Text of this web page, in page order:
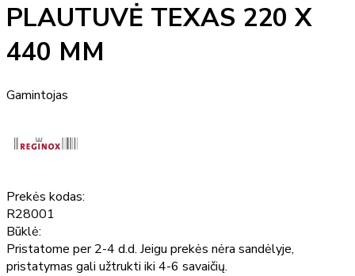
PLAUTUVĖ TEXAS 220 X
440 MM
Gamintojas
Prekės kodas:
R28001
Būklė:
Pristatome per 2-4 d.d. Jeigu prekės nėra sandėlyje,
pristatymas gali užtrukti iki 4-6 savaičių.